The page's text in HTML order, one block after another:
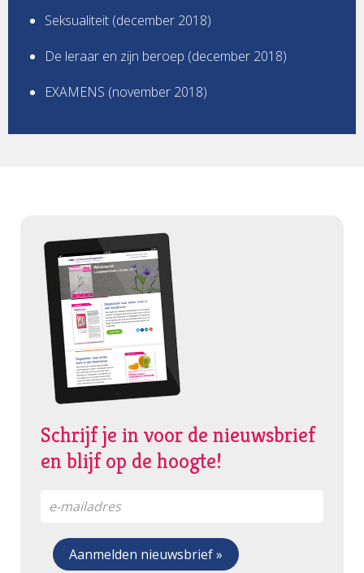
Seksualiteit (december 2018)
De leraar en zijn beroep (december 2018)
EXAMENS (november 2018)
Schrijf je in voor de nieuwsbrief
en blijf op de hoogte!